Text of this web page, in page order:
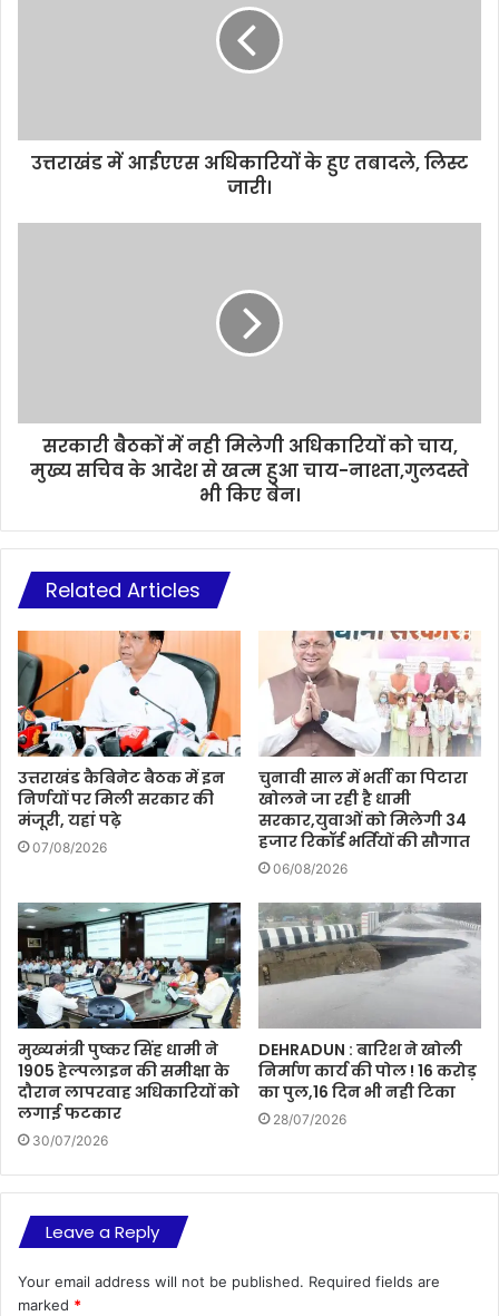
उत्तराखंड में आईएएस अधिकारियों के हुए तबादले, लिस्ट
जारी।
सरकारी बैठकों में नही मिलेगी अधिकारियों को चाय,
मुख्य सचिव के आदेश से खत्म हुआ चाय-नाश्ता,गुलदस्ते
भी किए बेन।
Related Articles
उत्तराखंड कैबिनेट बैठक में इन
निर्णयों पर मिली सरकार की
मंजूरी, यहां पढ़े
07/08/2026
चुनावी साल में भर्ती का पिटारा
खोलने जा रही है धामी
सरकार,युवाओं को मिलेगी 34
हजार रिकॉर्ड भर्तियों की सौगात
06/08/2026
मुख्यमंत्री पुष्कर सिंह धामी ने
1905 हेल्पलाइन की समीक्षा के
दौरान लापरवाह अधिकारियों को
लगाई फटकार
30/07/2026
DEHRADUN : बारिश ने खोली
निर्माण कार्य की पोल ! 16 करोड़
का पुल,16 दिन भी नही टिका
28/07/2026
Leave a Reply
Your email address will not be published. Required fields are
marked *